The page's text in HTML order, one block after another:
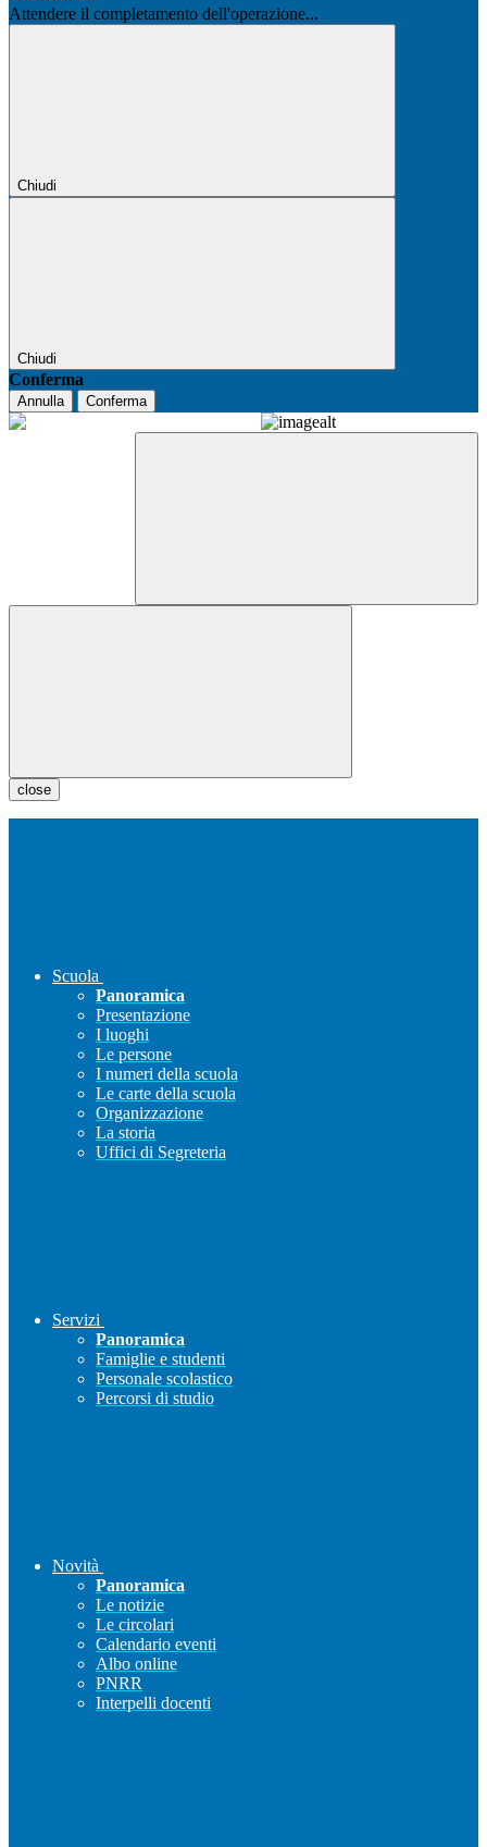
Attendere il completamento dell'operazione...
Chiudi
Chiudi
Conferma
Annulla Conferma
close
Scuola
Panoramica
Presentazione
I luoghi
Le persone
I numeri della scuola
Le carte della scuola
Organizzazione
La storia
Uffici di Segreteria
Servizi
Panoramica
Famiglie e studenti
Personale scolastico
Percorsi di studio
Novità
Panoramica
Le notizie
Le circolari
Calendario eventi
Albo online
PNRR
Interpelli docenti